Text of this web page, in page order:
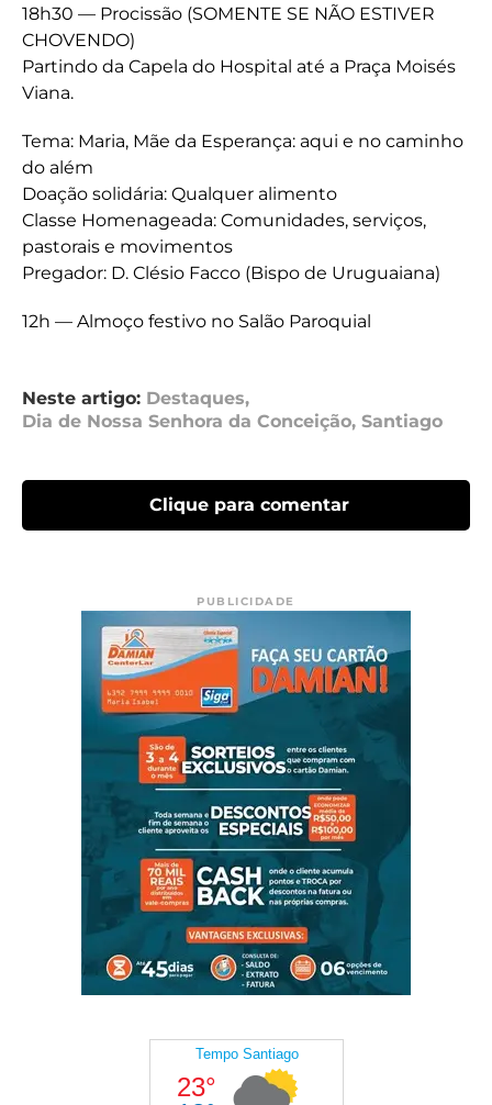
18h30 — Procissão (SOMENTE SE NÃO ESTIVER
CHOVENDO)
Partindo da Capela do Hospital até a Praça Moisés
Viana.
Tema: Maria, Mãe da Esperança: aqui e no caminho
do além
Doação solidária: Qualquer alimento
Classe Homenageada: Comunidades, serviços,
pastorais e movimentos
Pregador: D. Clésio Facco (Bispo de Uruguaiana)
12h — Almoço festivo no Salão Paroquial
Neste artigo: Destaques,
Dia de Nossa Senhora da Conceição, Santiago
Clique para comentar
PUBLICIDADE